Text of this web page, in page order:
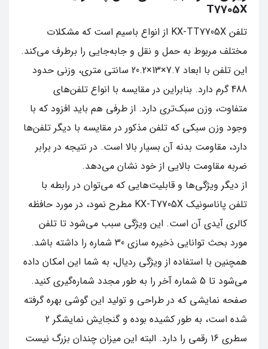
T7705X
تلفن KX-TT7705X از انواع باسیم است که مشکلات
مختلف مربوط به حمل و نقل و جابه‌جایی را برطرف می‌کند.
این تلفن با ابعاد 7.7×13×20.2 سانتی متری، وزنی حدود
488 گرم دارد. بنابراین در مقایسه با انواع تلفن‌های
متفاوت، وزن سبک‌تری دارد. از طرفی هم باید افزود که با
وجود وزن سبکی که تلفن مذکور در مقایسه با دیگر تلفن‌ها
دارد، مقاومت بدنه آن بسیار بالا است. در نتیجه در برابر
ضربه مقاومت بالایی از خود نشان می‌دهد.
از دیگر ویژگی‌ها و قابلیت‌هایی که می‌توان در رابطه با
تلفن پاناسونیک KX-T7705X مطرح نمود، در مورد حافظه
کالری آیدی آن است. این ویژگی سبب می‌شود تا تلفن
مورد بحث توانایی ذخیره سازی 30 شماره را داشته باشد.
همچنین با استفاده از ویژگی ردیال، به شما این امکان داده
می‌شود تا 5 شماره آخر را به طور مجدد شماره‌گیری کنید.
صفحه نمایشی که در طراحی و تولید این گوشی بهره گرفته
شده است، به طور کشیده بوده و گنجایش نمایشگر 2
سطری 16 رقمی را دارد. البته این میزان چندان بزرگ نیست